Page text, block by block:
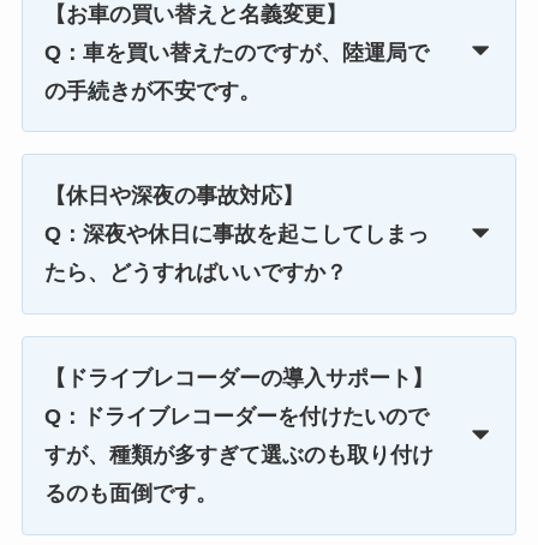
【お車の買い替えと名義変更】
Q：車を買い替えたのですが、陸運局で
の手続きが不安です。
【休日や深夜の事故対応】
Q：深夜や休日に事故を起こしてしまっ
たら、どうすればいいですか？
【ドライブレコーダーの導入サポート】
Q：ドライブレコーダーを付けたいので
すが、種類が多すぎて選ぶのも取り付け
るのも面倒です。